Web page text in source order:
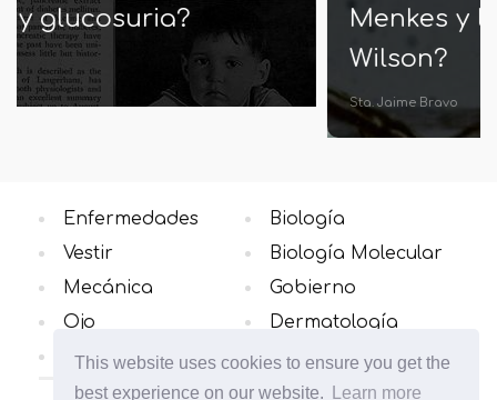
This website uses cookies to ensure you get the
best experience on our website.
Learn more
Menkes y la enfermedad de
Wilson?
Sta. Jaime Bravo
Enfermedades
Vestir
Mecánica
Ojo
Neurología
Biología
Biología Molecular
Gobierno
Dermatología
Todas las categorias